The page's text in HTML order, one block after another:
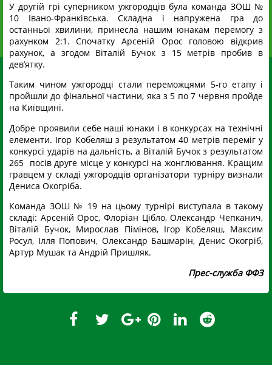
У другій грі суперником ужгородців була команда ЗОШ №
10 Івано-Франківська. Складна і напружена гра до
останньої хвилини, принесла нашим юнакам перемогу з
рахунком 2:1. Спочатку Арсеній Орос головою відкрив
рахунок, а згодом Віталій Бучок з 15 метрів пробив в
дев’ятку.
Таким чином ужгородці стали переможцями 5-го етапу і
пройшли до фінальної частини, яка з 5 по 7 червня пройде
на Київщині.
Добре проявили себе наші юнаки і в конкурсах на технічні
елементи. Ігор Кобеляш з результатом 40 метрів переміг у
конкурсі ударів на дальність, а Віталій Бучок з результатом
265 посів друге місце у конкурсі на жонглювання. Кращим
гравцем у складі ужгородців організатори турніру визнали
Дениса Окогріба.
Команда ЗОШ № 19 на цьому турнірі виступала в такому
складі: Арсеній Орос, Флоріан Цібло, Олександр Чепканич,
Віталій Бучок, Мирослав Пімінов, Ігор Кобеляш, Максим
Росул, Ілля Попович, Олександр Башмарін, Денис Окогріб,
Артур Мушак та Андрій Пришляк.
Прес-служба ФФЗ